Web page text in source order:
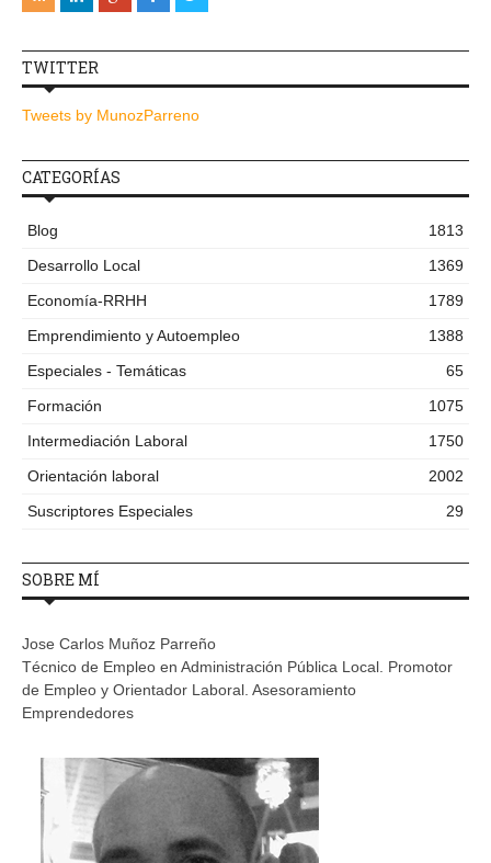
TWITTER
Tweets by MunozParreno
CATEGORÍAS
Blog
1813
Desarrollo Local
1369
Economía-RRHH
1789
Emprendimiento y Autoempleo
1388
Especiales - Temáticas
65
Formación
1075
Intermediación Laboral
1750
Orientación laboral
2002
Suscriptores Especiales
29
SOBRE MÍ
Jose Carlos Muñoz Parreño
Técnico de Empleo en Administración Pública Local. Promotor
de Empleo y Orientador Laboral. Asesoramiento
Emprendedores